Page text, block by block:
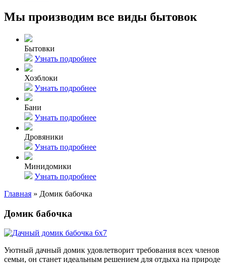
Мы производим все виды бытовок
Бытовки
Узнать подробнее
Хозблоки
Узнать подробнее
Бани
Узнать подробнее
Дровяники
Узнать подробнее
Минидомики
Узнать подробнее
Главная » Домик бабочка
Домик бабочка
Уютный дачный домик удовлетворит требования всех членов
семьи, он станет идеальным решением для отдыха на природе